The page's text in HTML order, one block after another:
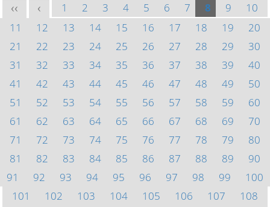
<< < 1 2 3 4 5 6 7 8 9
10
11
12 13 14 15 16 17 18 19
20
21
22 23 24 25 26 27 28 29
30
31
32 33 34 35 36 37 38 39
40
41
42 43 44 45 46 47 48 49
50
51
52 53 54 55 56 57 58 59
60
61
62 63 64 65 66 67 68 69
70
71
72 73 74 75 76 77 78 79
80
81
82 83 84 85 86 87 88 89
90
91
92 93 94 95 96 97 98 99
100
101
102 103 104 105 106 107
108